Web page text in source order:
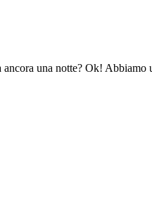
una notte? Ok! Abbiamo